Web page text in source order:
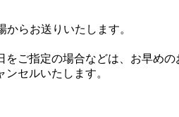
らお送りいたします。
ご指定の場合などは、お早めの
セルいたします。